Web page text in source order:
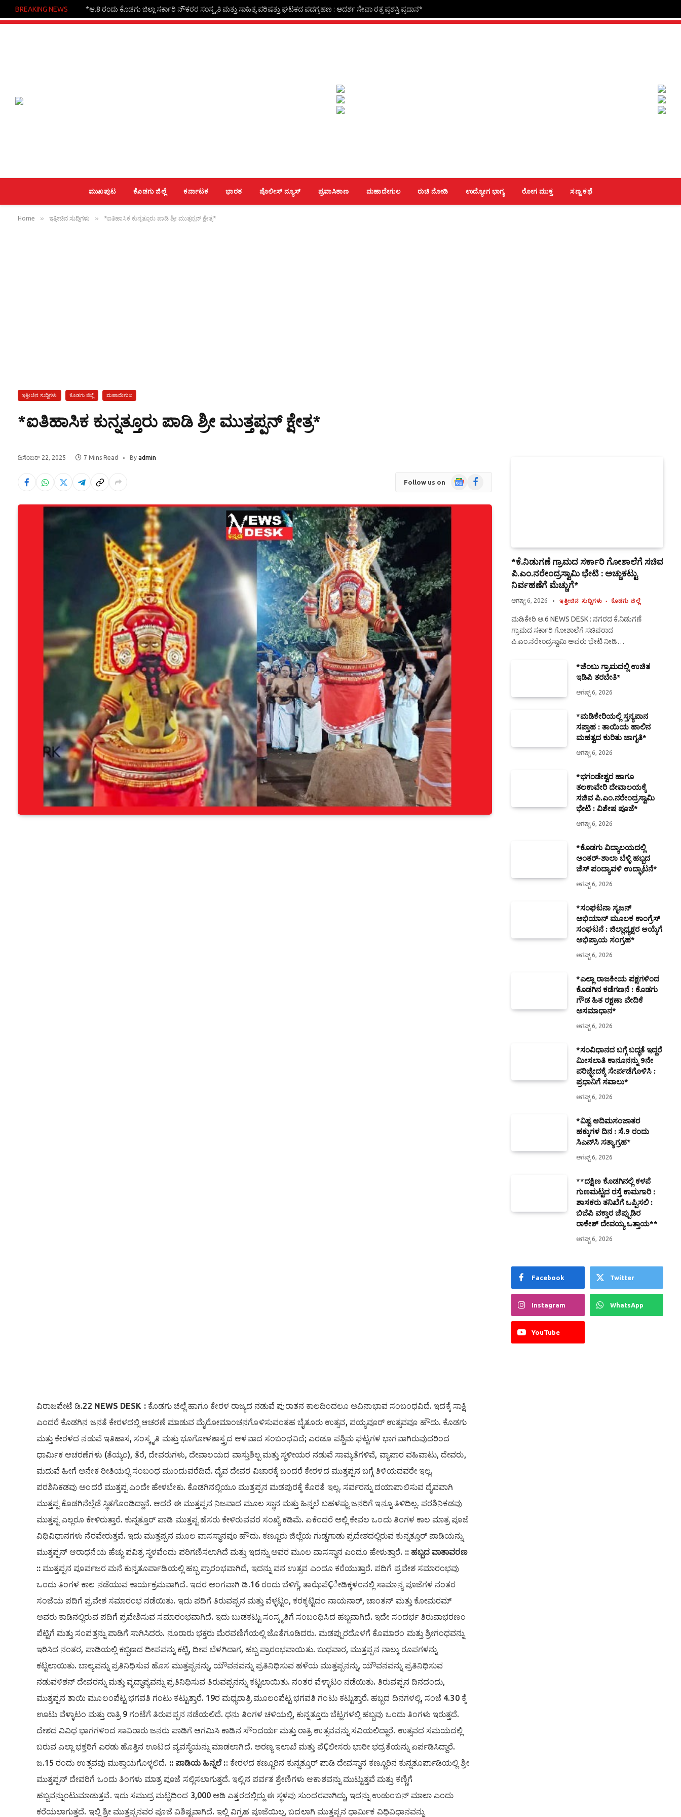
BREAKING NEWS *ಆ.8 ರಂದು ಕೊಡಗು ಜಿಲ್ಲಾ ಸರ್ಕಾರಿ ನೌಕರರ ಸಂಸ್ಕೃತಿ ಮತ್ತು ಸಾಹಿತ್ಯ ಪರಿಷತ್ತು ಘಟಕದ ಪದಗ್ರಹಣ : ಆದರ್ಶ ಸೇವಾ ರತ್ನ ಪ್ರಶಸ್ತಿ ಪ್ರದಾನ*
ಮುಖಪುಟ ಕೊಡಗು ಜಿಲ್ಲೆ ಕರ್ನಾಟಕ ಭಾರತ ಪೊಲೀಸ್ ನ್ಯೂಸ್ ಪ್ರವಾಸಿತಾಣ ಮಹಾದೇಗುಲ ರುಚಿ ನೋಡಿ ಉದ್ಯೋಗ ಭಾಗ್ಯ ರೋಗ ಮುಕ್ತ ಸಣ್ಣ ಕಥೆ
Home » ಇತ್ತೀಚಿನ ಸುದ್ದಿಗಳು » *ಐತಿಹಾಸಿಕ ಕುನ್ನತ್ತೂರು ಪಾಡಿ ಶ್ರೀ ಮುತ್ತಪ್ಪನ್ ಕ್ಷೇತ್ರ*
ಇತ್ತೀಚಿನ ಸುದ್ದಿಗಳು ಕೊಡಗು ಜಿಲ್ಲೆ ಮಹಾದೇಗುಲ
*ಐತಿಹಾಸಿಕ ಕುನ್ನತ್ತೂರು ಪಾಡಿ ಶ್ರೀ ಮುತ್ತಪ್ಪನ್ ಕ್ಷೇತ್ರ*
ಡಿಸೆಂಬರ್ 22, 2025 7 Mins Read By admin
Follow us on
GoogleFacebook
ವಿರಾಜಪೇಟೆ ಡಿ.22 NEWS DESK :ಕೊಡಗು ಜಿಲ್ಲೆ ಹಾಗೂ ಕೇರಳ ರಾಜ್ಯದ ನಡುವೆ ಪುರಾತನ ಕಾಲದಿಂದಲೂ ಅವಿನಾಭಾವ ಸಂಬಂಧವಿದೆ. ಇದಕ್ಕೆ ಸಾಕ್ಷಿ
ಎಂದರೆ ಕೊಡಗಿನ ಜನತೆ ಕೇರಳದಲ್ಲಿ ಆಚರಣೆ ಮಾಡುವ ಮೈರೋಮಾಂಚನಗೊಳಿಸುವಂತಹ ಬೈತೂರು ಉತ್ಸವ, ಪಯ್ಯವೂರ್ ಉತ್ಸವವೂ ಹೌದು. ಕೊಡಗು
ಮತ್ತು ಕೇರಳದ ನಡುವೆ ಇತಿಹಾಸ, ಸಂಸ್ಕೃತಿ ಮತ್ತು ಭೂಗೋಳಶಾಸ್ತ್ರದ ಆಳವಾದ ಸಂಬಂಧವಿದೆ; ಎರಡೂ ಪಶ್ಚಿಮ ಘಟ್ಟಗಳ ಭಾಗವಾಗಿರುವುದರಿಂದ
ಧಾರ್ಮಿಕ ಆಚರಣೆಗಳು (ತೆಯ್ಯಂ), ತೆರೆ, ದೇವರುಗಳು, ದೇವಾಲಯದ ವಾಸ್ತುಶಿಲ್ಪ ಮತ್ತು ಸ್ಥಳೀಯರ ನಡುವೆ ಸಾಮ್ಯತೆಗಳಿವೆ, ವ್ಯಾಪಾರ ವಹಿವಾಟು, ದೇವರು,
ಮದುವೆ ಹೀಗೆ ಅನೇಕ ರೀತಿಯಲ್ಲಿ ಸಂಬಂಧ ಮುಂದುವರೆದಿದೆ. ದೈವ ದೇವರ ವಿಚಾರಕ್ಕೆ ಬಂದರೆ ಕೇರಳದ ಮುತ್ತಪ್ಪನ ಬಗ್ಗೆ ತಿಳಿಯದವರೇ ಇಲ್ಲ.
ಪರಶಿನಿಕಡವು ಅಂದರೆ ಮುತ್ತಪ್ಪ ಎಂದೇ ಹೇಳಬೇಕು. ಕೊಡಗಿನಲ್ಲಿಯೂ ಮುತ್ತಪ್ಪನ ಮಡಪುರಕ್ಕೆ ಕೊರತೆ ಇಲ್ಲ. ಸರ್ವರನ್ನು ದಯಾಪಾಲಿಸುವ ದೈವವಾಗಿ
ಮುತ್ತಪ್ಪ ಕೊಡಗಿನೆಲ್ಲೆಡೆ ಸ್ಥಿತಗೊಂಡಿದ್ದಾನೆ. ಆದರೆ ಈ ಮುತ್ತಪ್ಪನ ನಿಜವಾದ ಮೂಲ ಸ್ಥಾನ ಮತ್ತು ಹಿನ್ನಲೆ ಬಹಳಷ್ಟು ಜನರಿಗೆ ಇನ್ನೂ ತಿಳಿದಿಲ್ಲ. ಪರಶಿನಿಕಡವು
ಮುತ್ತಪ್ಪ ಎಲ್ಲರೂ ಕೇಳಿರುತ್ತಾರೆ. ಕುನ್ನತ್ತೂರ್ ಪಾಡಿ ಮುತ್ತಪ್ಪ ಹೆಸರು ಕೇಳಿರುವವರ ಸಂಖ್ಯೆ ಕಡಿಮೆ. ಏಕೆಂದರೆ ಅಲ್ಲಿ ಕೇವಲ ಒಂದು ತಿಂಗಳ ಕಾಲ ಮಾತ್ರ ಪೂಜೆ
ವಿಧಿವಿಧಾನಗಳು ನೆರವೇರುತ್ತವೆ. ಇದು ಮುತ್ತಪ್ಪನ ಮೂಲ ವಾಸಸ್ಥಾನವೂ ಹೌದು. ಕಣ್ಣೂರು ಜಿಲ್ಲೆಯ ಗುಡ್ಡಗಾಡು ಪ್ರದೇಶದಲ್ಲಿರುವ ಕುನ್ನತ್ತೂರ್ ಪಾಡಿಯನ್ನು
ಮುತ್ತಪ್ಪನ್ ಆರಾಧನೆಯ ಹೆಚ್ಚು ಪವಿತ್ರ ಸ್ಥಳವೆಂದು ಪರಿಗಣಿಸಲಾಗಿದೆ ಮತ್ತು ಇದನ್ನು ಅವರ ಮೂಲ ವಾಸಸ್ಥಾನ ಎಂದೂ ಹೇಳುತ್ತಾರೆ. :: ಹಬ್ಬದ ವಾತಾವರಣ
::ಮುತ್ತಪ್ಪನ ಪೂರ್ವಜರ ಮನೆ ಕುನ್ನತೂರ್ಪಾಡಿಯಲ್ಲಿ ಹಬ್ಬ ಪ್ರಾರಂಭವಾಗಿದೆ, ಇದನ್ನು ವನ ಉತ್ಸವ ಎಂದೂ ಕರೆಯುತ್ತಾರೆ. ಪದಿಗೆ ಪ್ರವೇಶ ಸಮಾರಂಭವು
ಒಂದು ತಿಂಗಳ ಕಾಲ ನಡೆಯುವ ಕಾರ್ಯಕ್ರಮವಾಗಿದೆ. ಇದರ ಅಂಗವಾಗಿ ಡಿ.16 ರಂದು ಬೆಳಿಗ್ಗೆ, ತಾಝೆಪೆÇೀಡಿಕ್ಕಳಂನಲ್ಲಿ ಸಾಮಾನ್ಯ ಪೂಜೆಗಳ ನಂತರ
ಸಂಜೆಯ ಪದಿಗೆ ಪ್ರವೇಶ ಸಮಾರಂಭ ನಡೆಯಿತು. ಇದು ಪದಿಗೆ ತಿರುವಪ್ಪನ ಮತ್ತು ವೆಳ್ಳಟ್ಟಂ, ಕರಕ್ಕಟ್ಟಿದಂ ನಾಯನಾರ್, ಚಾಂತನ್ ಮತ್ತು ಕೋಮರಮ್
ಅವರು ಕಾಡಿನಲ್ಲಿರುವ ಪದಿಗೆ ಪ್ರವೇಶಿಸುವ ಸಮಾರಂಭವಾಗಿದೆ. ಇದು ಬುಡಕಟ್ಟು ಸಂಸ್ಕೃತಿಗೆ ಸಂಬಂಧಿಸಿದ ಹಬ್ಬವಾಗಿದೆ. ಇದೇ ಸಂದರ್ಭ ತಿರುವಾಭರಣಂ
ಪೆಟ್ಟಿಗೆ ಮತ್ತು ಸಂಪತ್ತನ್ನು ಪಾಡಿಗೆ ಸಾಗಿಸಿದರು. ನೂರಾರು ಭಕ್ತರು ಮೆರವಣಿಗೆಯಲ್ಲಿ ಜೊತೆಗೂಡಿದರು. ಮಡಪ್ಪುರದೊಳಗೆ ಕೊಮಾರಂ ಮತ್ತು ಶ್ರೀಗಂಧವನ್ನು
ಇರಿಸಿದ ನಂತರ, ಪಾಡಿಯಲ್ಲಿ ಕಬ್ಬಿಣದ ದೀಪವನ್ನು ಕಟ್ಟಿ, ದೀಪ ಬೆಳಗಿದಾಗ, ಹಬ್ಬ ಪ್ರಾರಂಭವಾಯಿತು. ಬುಧವಾರ, ಮುತ್ತಪ್ಪನ ನಾಲ್ಕು ರೂಪಗಳನ್ನು
ಕಟ್ಟಲಾಯಿತು. ಬಾಲ್ಯವನ್ನು ಪ್ರತಿನಿಧಿಸುವ ಹೊಸ ಮುತ್ತಪ್ಪನನ್ನು, ಯೌವನವನ್ನು ಪ್ರತಿನಿಧಿಸುವ ಹಳೆಯ ಮುತ್ತಪ್ಪನನ್ನು, ಯೌವನವನ್ನು ಪ್ರತಿನಿಧಿಸುವ
ನಡುವಳಿಶನ್ ದೇವರನ್ನು ಮತ್ತು ವೃದ್ಧಾಪ್ಯವನ್ನು ಪ್ರತಿನಿಧಿಸುವ ತಿರುವಪ್ಪನನ್ನು ಕಟ್ಟಲಾಯಿತು. ನಂತರ ವೆಳ್ಳಾಟಂ ನಡೆಯಿತು. ತಿರುವಪ್ಪನ ದಿನದಂದು,
ಮುತ್ತಪ್ಪನ ತಾಯಿ ಮೂಲಂಪೆಟ್ಟ ಭಗವತಿ ಗಂಟು ಕಟ್ಟುತ್ತಾರೆ. 19ರ ಮಧ್ಯರಾತ್ರಿ ಮೂಲಂಪೆಟ್ಟ ಭಗವತಿ ಗಂಟು ಕಟ್ಟುತ್ತಾರೆ. ಹಬ್ಬದ ದಿನಗಳಲ್ಲಿ, ಸಂಜೆ 4.30 ಕ್ಕೆ
ಊಟು ವೆಳ್ಳಾಟಂ ಮತ್ತು ರಾತ್ರಿ 9 ಗಂಟೆಗೆ ತಿರುವಪ್ಪನ ನಡೆಯಲಿದೆ. ಧನು ತಿಂಗಳ ಚಳಿಯಲ್ಲಿ, ಕುನ್ನತ್ತೂರು ಬೆಟ್ಟಗಳಲ್ಲಿ ಹಬ್ಬವು ಒಂದು ತಿಂಗಳು ಇರುತ್ತದೆ.
ದೇಶದ ವಿವಿಧ ಭಾಗಗಳಿಂದ ಸಾವಿರಾರು ಜನರು ಪಾಡಿಗೆ ಆಗಮಿಸಿ ಕಾಡಿನ ಸೌಂದರ್ಯ ಮತ್ತು ರಾತ್ರಿ ಉತ್ಸವವನ್ನು ಸವಿಯಲಿದ್ದಾರೆ. ಉತ್ಸವದ ಸಮಯದಲ್ಲಿ
ಬರುವ ಎಲ್ಲಾ ಭಕ್ತರಿಗೆ ಎರಡು ಹೊತ್ತಿನ ಊಟದ ವ್ಯವಸ್ಥೆಯನ್ನು ಮಾಡಲಾಗಿದೆ. ಅರಣ್ಯ ಇಲಾಖೆ ಮತ್ತು ಪೆÇಲೀಸರು ಭಾರೀ ಭದ್ರತೆಯನ್ನು ಏರ್ಪಡಿಸಿದ್ದಾರೆ.
ಜ.15 ರಂದು ಉತ್ಸವವು ಮುಕ್ತಾಯಗೊಳ್ಳಲಿದೆ. :: ಪಾಡಿಯ ಹಿನ್ನಲೆ :: ಕೇರಳದ ಕಣ್ಣೂರಿನ ಕುನ್ನತ್ತೂರ್ ಪಾಡಿ ದೇವಸ್ಥಾನ ಕಣ್ಣೂರಿನ ಕುನ್ನತೂರ್ಪಾಡಿಯಲ್ಲಿ ಶ್ರೀ
ಮುತ್ತಪ್ಪನ್ ದೇವರಿಗೆ ಒಂದು ತಿಂಗಳು ಮಾತ್ರ ಪೂಜೆ ಸಲ್ಲಿಸಲಾಗುತ್ತದೆ. ಇಲ್ಲಿನ ಪರ್ವತ ಶ್ರೇಣಿಗಳು ಆಕಾಶವನ್ನು ಮುಟ್ಟುತ್ತವೆ ಮತ್ತು ಕಣ್ಣಿಗೆ
ಹಬ್ಬವನ್ನುಂಟುಮಾಡುತ್ತವೆ. ಇದು ಸಮುದ್ರ ಮಟ್ಟದಿಂದ 3,000 ಅಡಿ ಎತ್ತರದಲ್ಲಿದ್ದು ಈ ಸ್ಥಳವು ಸುಂದರವಾಗಿದ್ದು, ಇದನ್ನು ಉಡುಂಬನ್ ಮಾಲಾ ಎಂದು
ಕರೆಯಲಾಗುತ್ತದೆ. ಇಲ್ಲಿ ಶ್ರೀ ಮುತ್ತಪ್ಪನವರ ಪೂಜೆ ವಿಶಿಷ್ಟವಾಗಿದೆ. ಇಲ್ಲಿ ವಿಗ್ರಹ ಪೂಜೆಯಿಲ್ಲ, ಬದಲಾಗಿ ಮುತ್ತಪ್ಪನ ಧಾರ್ಮಿಕ ವಿಧಿವಿಧಾನವನ್ನು
*ಕೆ.ನಿಡುಗಣೆ ಗ್ರಾಮದ ಸರ್ಕಾರಿ ಗೋಶಾಲೆಗೆ ಸಚಿವ
ಪಿ.ಎಂ.ನರೇಂದ್ರಸ್ವಾಮಿ ಭೇಟಿ : ಅಚ್ಚುಕಟ್ಟು
ನಿರ್ವಹಣೆಗೆ ಮೆಚ್ಚುಗೆ*
ಆಗಷ್ಟ್ 6, 2026 ಇತ್ತೀಚಿನ ಸುದ್ದಿಗಳು ಕೊಡಗು ಜಿಲ್ಲೆ
ಮಡಿಕೇರಿ ಆ.6 NEWS DESK : ನಗರದ ಕೆ.ನಿಡುಗಣೆ
ಗ್ರಾಮದ ಸರ್ಕಾರಿ ಗೋಶಾಲೆಗೆ ಸಚಿವರಾದ
ಪಿ.ಎಂ.ನರೇಂದ್ರಸ್ವಾಮಿ ಅವರು ಭೇಟಿ ನೀಡಿ…
*ಚೆಂಬು ಗ್ರಾಮದಲ್ಲಿ ಉಚಿತ
ಇಡಿಪಿ ತರಬೇತಿ*
ಆಗಷ್ಟ್ 6, 2026
*ಮಡಿಕೇರಿಯಲ್ಲಿ ಸ್ತನ್ಯಪಾನ
ಸಪ್ತಾಹ : ತಾಯಿಯ ಹಾಲಿನ
ಮಹತ್ವದ ಕುರಿತು ಜಾಗೃತಿ*
ಆಗಷ್ಟ್ 6, 2026
*ಭಗಂಡೇಶ್ವರ ಹಾಗೂ
ತಲಕಾವೇರಿ ದೇವಾಲಯಕ್ಕೆ
ಸಚಿವ ಪಿ.ಎಂ.ನರೇಂದ್ರಸ್ವಾಮಿ
ಭೇಟಿ : ವಿಶೇಷ ಪೂಜೆ*
ಆಗಷ್ಟ್ 6, 2026
*ಕೊಡಗು ವಿದ್ಯಾಲಯದಲ್ಲಿ
ಅಂತರ್-ಶಾಲಾ ಬೆಳ್ಳಿ ಹಬ್ಬದ
ಚೆಸ್ ಪಂದ್ಯಾವಳಿ ಉದ್ಘಾಟನೆ*
ಆಗಷ್ಟ್ 6, 2026
*ಸಂಘಟನಾ ಸೃಜನ್
ಅಭಿಯಾನ್ ಮೂಲಕ ಕಾಂಗ್ರೆಸ್
ಸಂಘಟನೆ : ಜಿಲ್ಲಾಧ್ಯಕ್ಷರ ಆಯ್ಕೆಗೆ
ಅಭಿಪ್ರಾಯ ಸಂಗ್ರಹ*
ಆಗಷ್ಟ್ 6, 2026
*ಎಲ್ಲಾ ರಾಜಕೀಯ ಪಕ್ಷಗಳಿಂದ
ಕೊಡಗಿನ ಕಡೆಗಣನೆ : ಕೊಡಗು
ಗೌಡ ಹಿತ ರಕ್ಷಣಾ ವೇದಿಕೆ
ಅಸಮಾಧಾನ*
ಆಗಷ್ಟ್ 6, 2026
*ಸಂವಿಧಾನದ ಬಗ್ಗೆ ಬದ್ಧತೆ ಇದ್ದರೆ
ಮೀಸಲಾತಿ ಕಾನೂನನ್ನು 9ನೇ
ಪರಿಚ್ಛೇದಕ್ಕೆ ಸೇರ್ಪಡೆಗೊಳಿಸಿ :
ಪ್ರಧಾನಿಗೆ ಸವಾಲು*
ಆಗಷ್ಟ್ 6, 2026
*ವಿಶ್ವ ಆದಿಮಸಂಜಾತರ
ಹಕ್ಕುಗಳ ದಿನ : ಸೆ.9 ರಂದು
ಸಿಎನ್‌ಸಿ ಸತ್ಯಾಗ್ರಹ*
ಆಗಷ್ಟ್ 6, 2026
**ದಕ್ಷಿಣ ಕೊಡಗಿನಲ್ಲಿ ಕಳಪೆ
ಗುಣಮಟ್ಟದ ರಸ್ತೆ ಕಾಮಗಾರಿ :
ಶಾಸಕರು ತನಿಖೆಗೆ ಒಪ್ಪಿಸಲಿ :
ಬಿಜೆಪಿ ವಕ್ತಾರ ಚೆಪ್ಪುಡಿರ
ರಾಕೇಶ್ ದೇವಯ್ಯ ಒತ್ತಾಯ**
ಆಗಷ್ಟ್ 6, 2026
Facebook Twitter
Instagram WhatsApp
YouTube